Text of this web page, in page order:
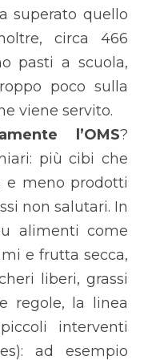
superato quello
circa 466
pasti a scuola,
poco sulla
viene servito.
l’OMS?
più cibi che
e meno prodotti
non salutari. In
alimenti come
e frutta secca,
liberi, grassi
regole, la linea
interventi
ad esempio